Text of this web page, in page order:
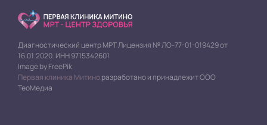
Диагностический центр МРТ Лицензия № ЛО-77-01-019429 от
16.01.2020. ИНН 9715342601
Image by FreePik
Первая клиника Митиноразработано и принадлежит ООО
ТеоМедиа